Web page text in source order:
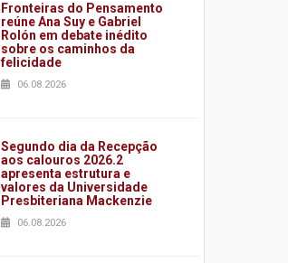
Fronteiras do Pensamento
reúne Ana Suy e Gabriel
Rolón em debate inédito
sobre os caminhos da
felicidade
06.08.2026
Segundo dia da Recepção
aos calouros 2026.2
apresenta estrutura e
valores da Universidade
Presbiteriana Mackenzie
06.08.2026